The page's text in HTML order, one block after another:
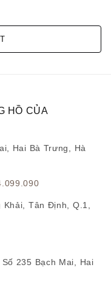
HỒ CỦA
Hai Bà Trưng, Hà
Tân Định, Q.1,
Số 235 Bạch Mai, Hai